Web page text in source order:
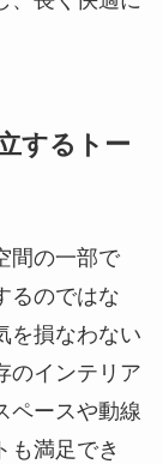
するトー
間の一部で
るのではな
を損なわない
のインテリア
ペースや動線
も満足でき